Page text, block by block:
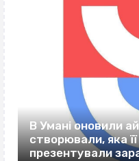
В Умані оновили
створювали, яка
презентували